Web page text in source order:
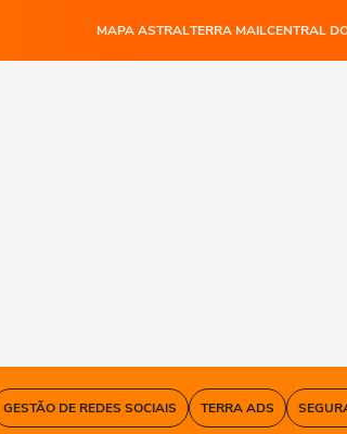
MAPA ASTRALTERRA MAILCENTRAL
GESTÃO DE REDES SOCIAIS TERRA ADS